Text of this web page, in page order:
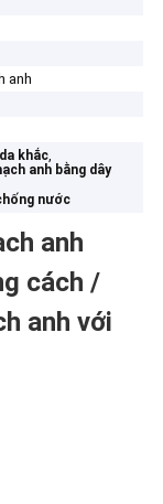
anh
khắc,
anh bằng dây
nước
anh
cách /
anh với